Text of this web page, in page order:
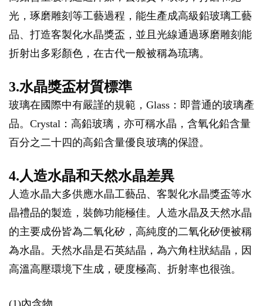
光，琢磨雕刻等工藝過程，能生產成高級鉛玻璃工藝
品、打造客製化水晶獎盃，並且光線通過琢磨雕刻能
折射出多彩顏色，在古代一般被稱為琉璃。
3.水晶獎盃材質標準
玻璃在國際中有嚴謹的規範，Glass：即普通的玻璃產
品。Crystal：高鉛玻璃，亦可稱水晶，含氧化鉛含量
百分之二十四的高鉛含量優良玻璃的保證。
4.人造水晶和天然水晶差異
人造水晶大多供應水晶工藝品、客製化水晶獎盃等水
晶禮品的製造，裝飾功能極佳。人造水晶及天然水晶
的主要成份皆為二氧化矽，高純度的二氧化矽便被稱
為水晶。天然水晶是石英結晶，為六角柱狀結晶，因
高溫高壓環境下生成，硬度極高、折射率也很強。